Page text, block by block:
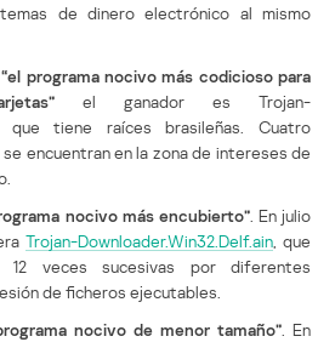
de dinero electrónico al mismo
“el programa nocivo más codicioso para
el ganador es Trojan-
que tiene raíces brasileñas. Cuatro
encuentran en la zona de intereses de
nocivo más encubierto”. En julio
Trojan-Downloader.Win32.Delf.ain, que
12 veces sucesivas por diferentes
de ficheros ejecutables.
nocivo de menor tamaño” . En